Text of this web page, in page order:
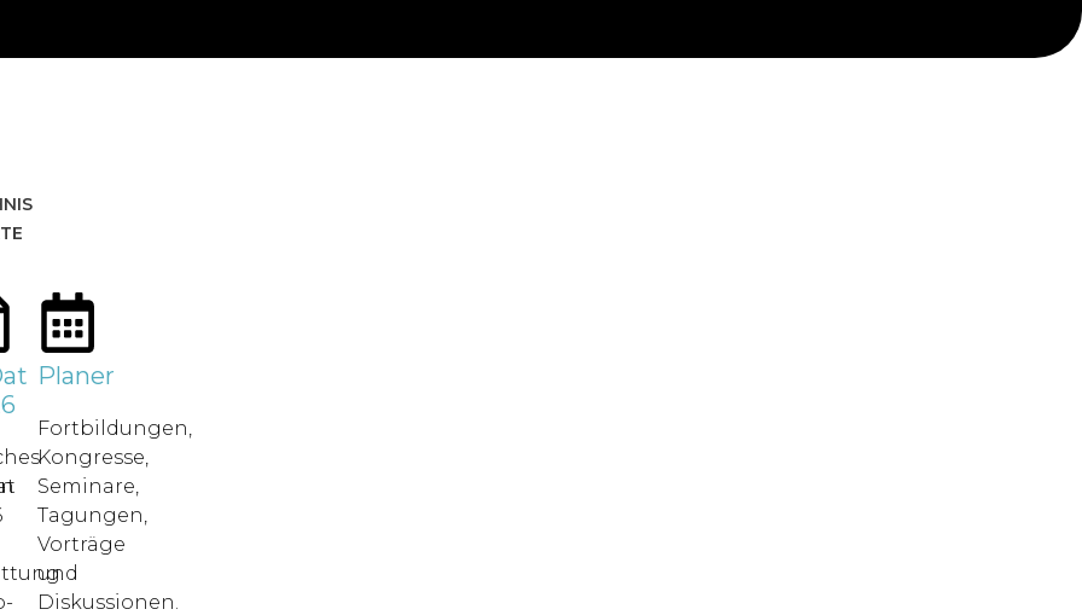
Planer
Fortbildungen,
Kongresse,
Seminare,
Tagungen,
Vorträge
und
Diskussionen.